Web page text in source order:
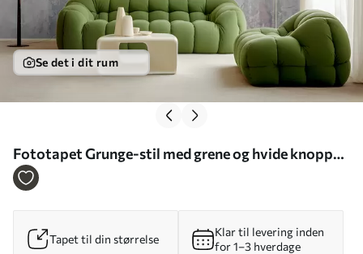
Se det i dit rum
Fototapet Grunge-stil med grene og hvide knopper
Nr. u74746
Tapet til din størrelse
Klar til levering inden
for 1–3 hverdage